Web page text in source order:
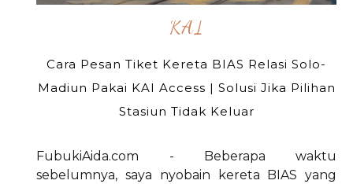
KAI
Cara Pesan Tiket Kereta BIAS Relasi Solo-
Madiun Pakai KAI Access | Solusi Jika Pilihan
Stasiun Tidak Keluar
FubukiAida.com - Beberapa waktu
sebelumnya, saya nyobain kereta BIAS yang